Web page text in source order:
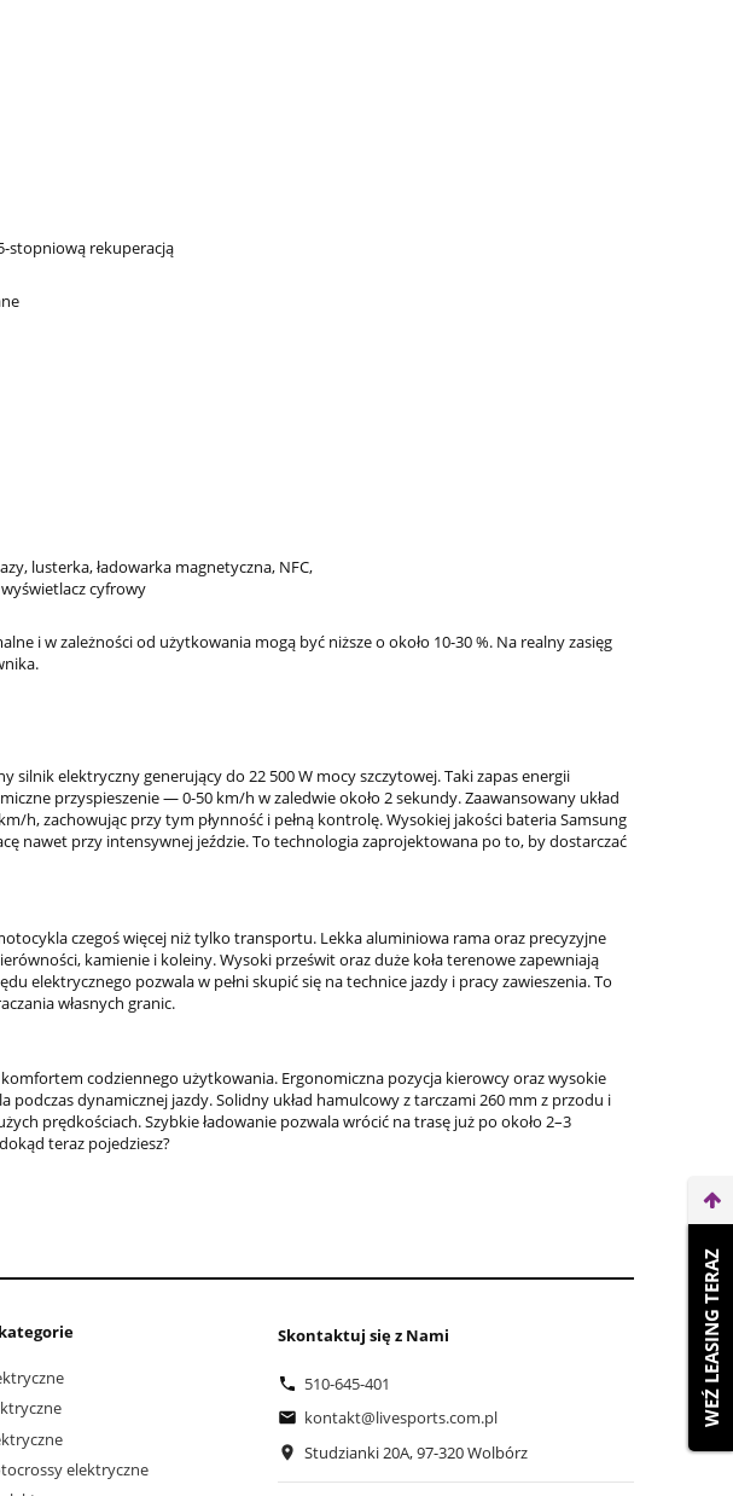
stopniową rekuperacją
lusterka, ładowarka magnetyczna, NFC,
cyfrowy
i w zależności od użytkowania mogą być niższe o około 10-30 %. Na realny zasięg
silnik elektryczny generujący do 22 500 W mocy szczytowej. Taki zapas energii
przyspieszenie — 0-50 km/h w zaledwie około 2 sekundy. Zaawansowany układ
h, zachowując przy tym płynność i pełną kontrolę. Wysokiej jakości bateria Samsung
nawet przy intensywnej jeździe. To technologia zaprojektowana po to, by dostarczać
czegoś więcej niż tylko transportu. Lekka aluminiowa rama oraz precyzyjne
kamienie i koleiny. Wysoki prześwit oraz duże koła terenowe zapewniają
elektrycznego pozwala w pełni skupić się na technice jazdy i pracy zawieszenia. To
własnych granic.
codziennego użytkowania. Ergonomiczna pozycja kierowcy oraz wysokie
dynamicznej jazdy. Solidny układ hamulcowy z tarczami 260 mm z przodu i
prędkościach. Szybkie ładowanie pozwala wrócić na trasę już po około 2–3
teraz pojedziesz?
elektryczne
Skontaktuj się z Nami
510-645-401
kontakt@livesports.com.pl
Studzianki 20A, 97-320 Wolbórz
WEŹ LEASING TERAZ